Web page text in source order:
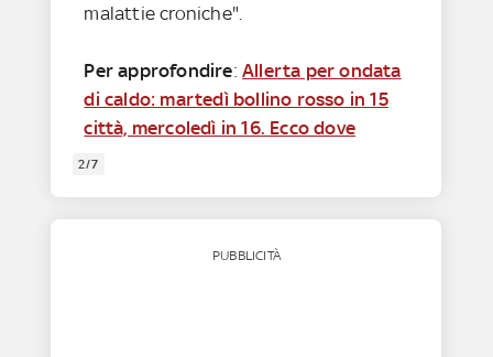
malattie croniche".
Per approfondire:Allerta per ondata
di caldo: martedì bollino rosso in 15
città, mercoledì in 16. Ecco dove
2/7
PUBBLICITÀ